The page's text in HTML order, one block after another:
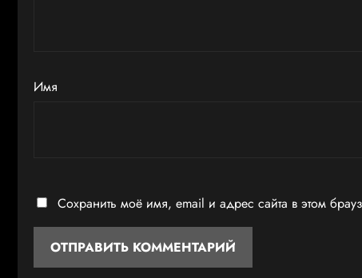
Имя
Сохранить моё имя, email и адрес сайта в этом